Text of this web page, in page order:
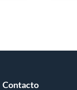
Contacto